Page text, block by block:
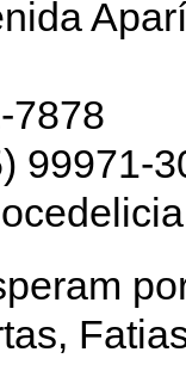
7878
99971-